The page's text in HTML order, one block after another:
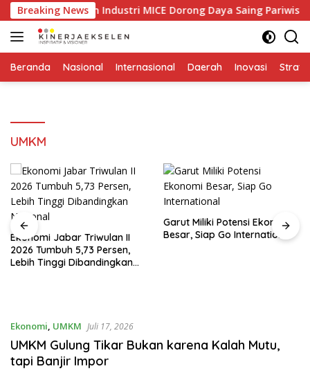
Langsung
ke
konten
Breaking News
Penguatan Industri MICE Dorong Daya Saing Pariwisata
Beranda Nasional Internasional Daerah Inovasi
UMKM
Ekonomi Jabar Triwulan II
2026 Tumbuh 5,73 Persen,
Lebih Tinggi Dibandingkan
Garut Miliki Potensi Ekonomi
Besar, Siap Go International
Ekonomi, UMKM Juli 17, 2026
UMKM Gulung Tikar Bukan karena Kalah Mutu,
tapi Banjir Impor